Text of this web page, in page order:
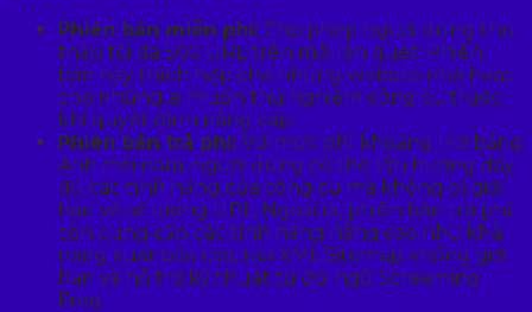
Phiên bản miễn phí: Cho phép người dùng thu
thập tối đa 500 URL trên mỗi lần quét. Phiên
bản này thích hợp cho những website nhỏ hoặc
cho những ai muốn thử nghiệm công cụ trước
khi quyết định nâng cấp.
Phiên bản trả phí: Với mức phí khoảng 149 bảng
Anh mỗi năm, người dùng có thể tận hưởng đầy
đủ các tính năng của công cụ mà không bị giới
hạn về số lượng URL. Ngoài ra, phiên bản trả phí
còn cung cấp các tính năng nâng cao như khả
năng xuất báo cáo, tạo XML Sitemap không giới
hạn và hỗ trợ kỹ thuật từ đội ngũ Screaming
Frog.